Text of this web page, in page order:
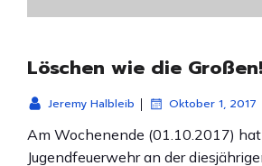
Löschen wie die Großen!
Jeremy Halbleib | Oktober 1, 2017
Am Wochenende (01.10.2017) hat
Jugendfeuerwehr an der